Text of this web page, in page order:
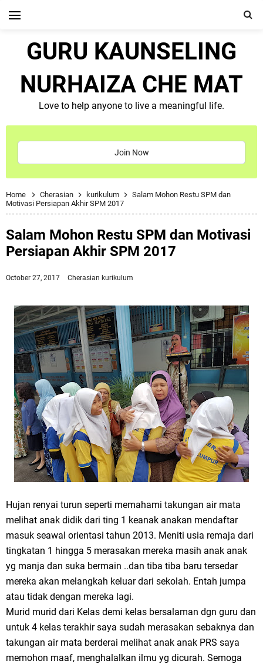
GURU KAUNSELING
NURHAIZA CHE MAT
Love to help anyone to live a meaningful life.
Join Now
Home Cherasian kurikulum
Salam Mohon Restu SPM dan
Motivasi Persiapan Akhir SPM 2017
Salam Mohon Restu SPM dan Motivasi
Persiapan Akhir SPM 2017
October 27, 2017 Cherasian kurikulum
Hujan renyai turun seperti memahami takungan air mata
melihat anak didik dari ting 1 keanak anakan mendaftar
masuk seawal orientasi tahun 2013. Meniti usia remaja dari
tingkatan 1 hingga 5 merasakan mereka masih anak anak
yg manja dan suka bermain ..dan tiba tiba baru tersedar
mereka akan melangkah keluar dari sekolah. Entah jumpa
atau tidak dengan mereka lagi.
Murid murid dari Kelas demi kelas bersalaman dgn guru dan
untuk 4 kelas terakhir saya sudah merasakan sebaknya dan
takungan air mata berderai melihat anak anak PRS saya
memohon maaf, menghalalkan ilmu yg dicurah. Semoga